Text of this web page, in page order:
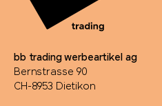
bb trading werbeartikel ag
Bernstrasse 90
CH-8953 Dietikon